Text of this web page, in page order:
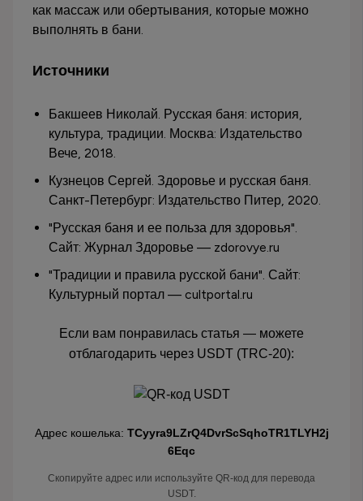
как массаж или обертывания, которые можно
выполнять в бани.
Источники
Бакшеев Николай. Русская баня: история,
культура, традиции. Москва: Издательство
Вече, 2018.
Кузнецов Сергей. Здоровье и русская баня.
Санкт-Петербург: Издательство Питер, 2020.
"Русская баня и ее польза для здоровья".
Сайт: Журнал Здоровье — zdorovye.ru
"Традиции и правила русской бани". Сайт:
Культурный портал — cultportal.ru
Если вам понравилась статья — можете
отблагодарить через USDT (TRC-20):
Адрес кошелька: TCyyra9LZrQ4DvrScSqhoTR1TLYH2j
6Eqc
Скопируйте адрес или используйте QR-код для перевода
USDT.